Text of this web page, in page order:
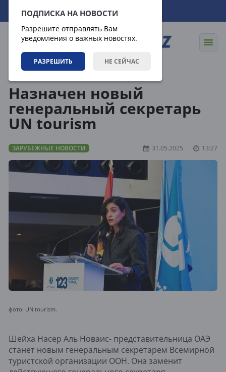
ПОДПИСКА НА НОВОСТИ
Разрешите отправлять Вам
уведомления о важных новостях.
РАЗРЕШИТЬ НЕ СЕЙЧАС
09.08.2026 16:51:59
Назначен новый
генеральный секретарь
UN tourism
ЗАРУБЕЖНЫЕ НОВОСТИ 31.05.2025 13:27
фото: UN tourism.
Шейха Насер Аль Новаис- представительница ОАЭ
станет новым генеральным секретарем Всемирной
туристской организации ООН. Она заменит